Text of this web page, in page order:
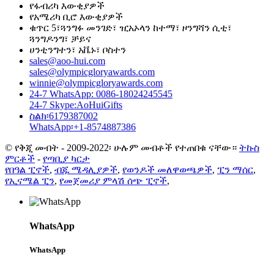
የፋብሪካ እውቂያዎች
የአሜሪካ ቢሮ እውቂያዎች
ቁጥር 5፣ጓንግፉ መንገድ፣ ዢአኦላን ከተማ፣ ዞንግሻን ሲቲ፣
ጓንግዶንግ፣ ቻይና
ሀንቲንግተን፣ አቬኑ፣ ቦስተን
sales@aoo-hui.com
sales@olympicgloryawards.com
winnie@olympicgloryawards.com
24-7 WhatsApp: 0086-18024245545
24-7 Skype:AoHuiGifts
ስልክ፡6179387002
WhatsApp፡+1-8574887386
© የቅጂ መብት - 2009-2022፡ ሁሉም መብቶች የተጠበቁ ናቸው። ትኩስ
ምርቶች - የጣቢያ ካርታ
የበዓል ፒኖች, ብጁ ሜዳሊያዎች, የወንዶች መለዋወጫዎች, ፒን ማሰር,
የኢናሜል ፒን, የመጀመሪያ ምላሽ ሰጭ ፒኖች,
WhatsApp
WhatsApp